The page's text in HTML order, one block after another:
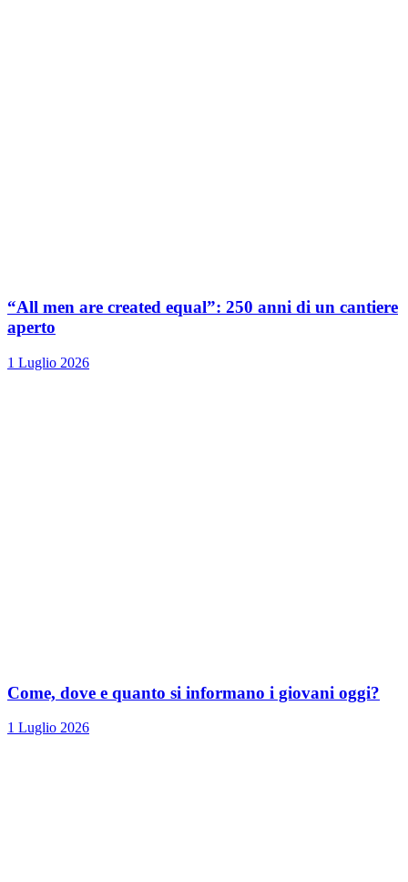
“All men are created equal”: 250 anni di un cantiere
aperto
1 Luglio 2026
Come, dove e quanto si informano i giovani oggi?
1 Luglio 2026